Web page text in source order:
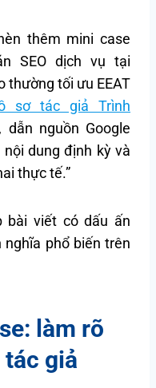
thêm mini case
SEO dịch vụ tại
thường tối ưu EEAT
sơ tác giả Trình
dẫn nguồn Google
dung định kỳ và
thực tế.”
bài viết có dấu ấn
nghĩa phổ biến trên
làm rõ
giả